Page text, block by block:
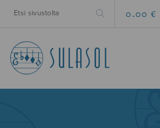
0.00 €